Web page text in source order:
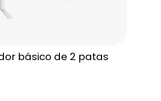
básico de 2 patas